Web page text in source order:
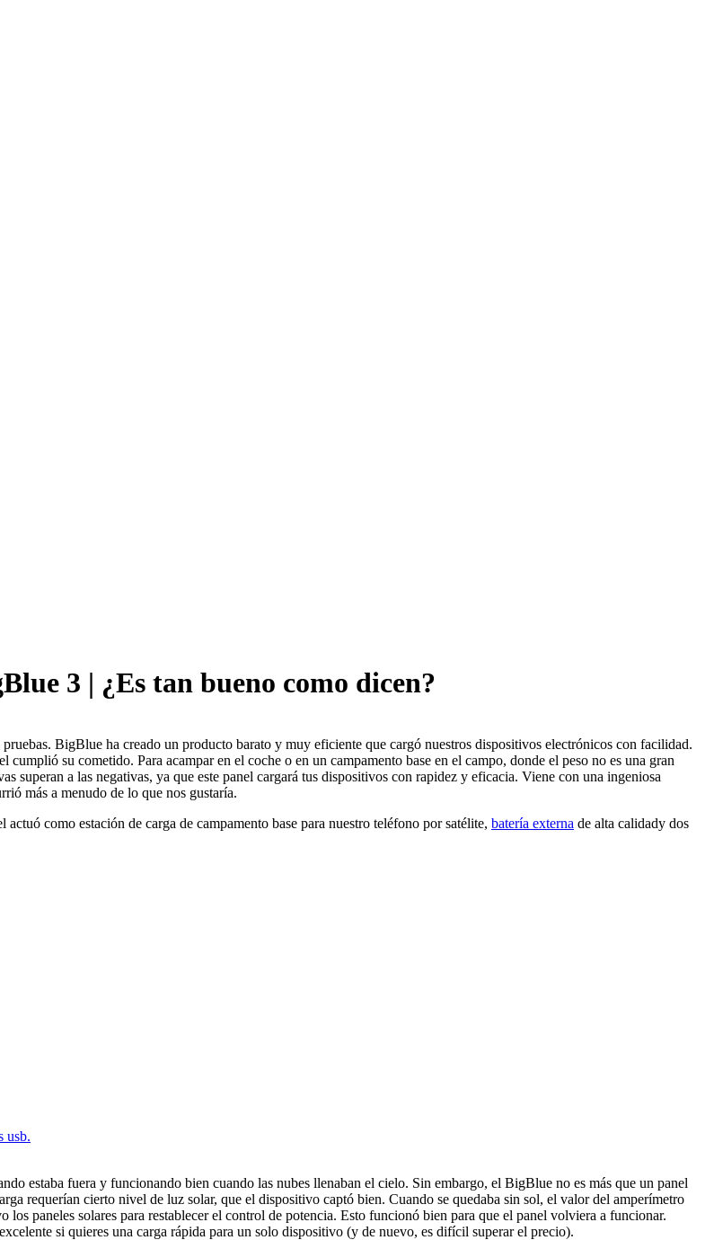
3 | ¿Es tan bueno como dicen?
BigBlue ha creado un producto barato y muy eficiente que cargó nuestros dispositivos electrónicos con facilidad.
su cometido. Para acampar en el coche o en un campamento base en el campo, donde el peso no es una gran
superan a las negativas, ya que este panel cargará tus dispositivos con rapidez y eficacia. Viene con una ingeniosa
más a menudo de lo que nos gustaría.
como estación de carga de campamento base para nuestro teléfono por satélite, batería externa de alta calidady dos
estaba fuera y funcionando bien cuando las nubes llenaban el cielo. Sin embargo, el BigBlue no es más que un panel
requerían cierto nivel de luz solar, que el dispositivo captó bien. Cuando se quedaba sin sol, el valor del amperímetro
paneles solares para restablecer el control de potencia. Esto funcionó bien para que el panel volviera a funcionar.
si quieres una carga rápida para un solo dispositivo (y de nuevo, es difícil superar el precio).